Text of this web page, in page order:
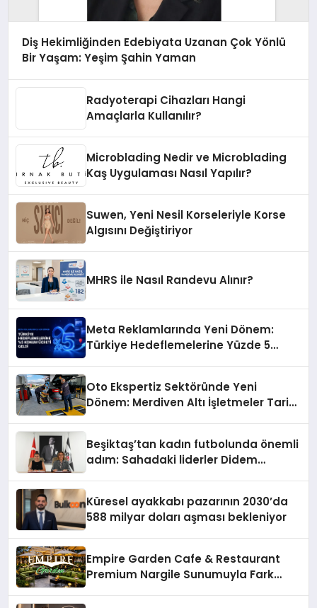
Diş Hekimliğinden Edebiyata Uzanan Çok Yönlü
Bir Yaşam: Yeşim Şahin Yaman
Radyoterapi Cihazları Hangi
Amaçlarla Kullanılır?
Microblading Nedir ve Microblading
Kaş Uygulaması Nasıl Yapılır?
Suwen, Yeni Nesil Korseleriyle Korse
Algısını Değiştiriyor
MHRS ile Nasıl Randevu Alınır?
Meta Reklamlarında Yeni Dönem:
Türkiye Hedeflemelerine Yüzde 5
Oto Ekspertiz Sektöründe Yeni
Dönem: Merdiven Altı İşletmeler Tarih
Beşiktaş’tan kadın futbolunda önemli
adım: Sahadaki liderler Didem
Küresel ayakkabı pazarının 2030’da
588 milyar doları aşması bekleniyor
Empire Garden Cafe & Restaurant
Premium Nargile Sunumuyla Fark